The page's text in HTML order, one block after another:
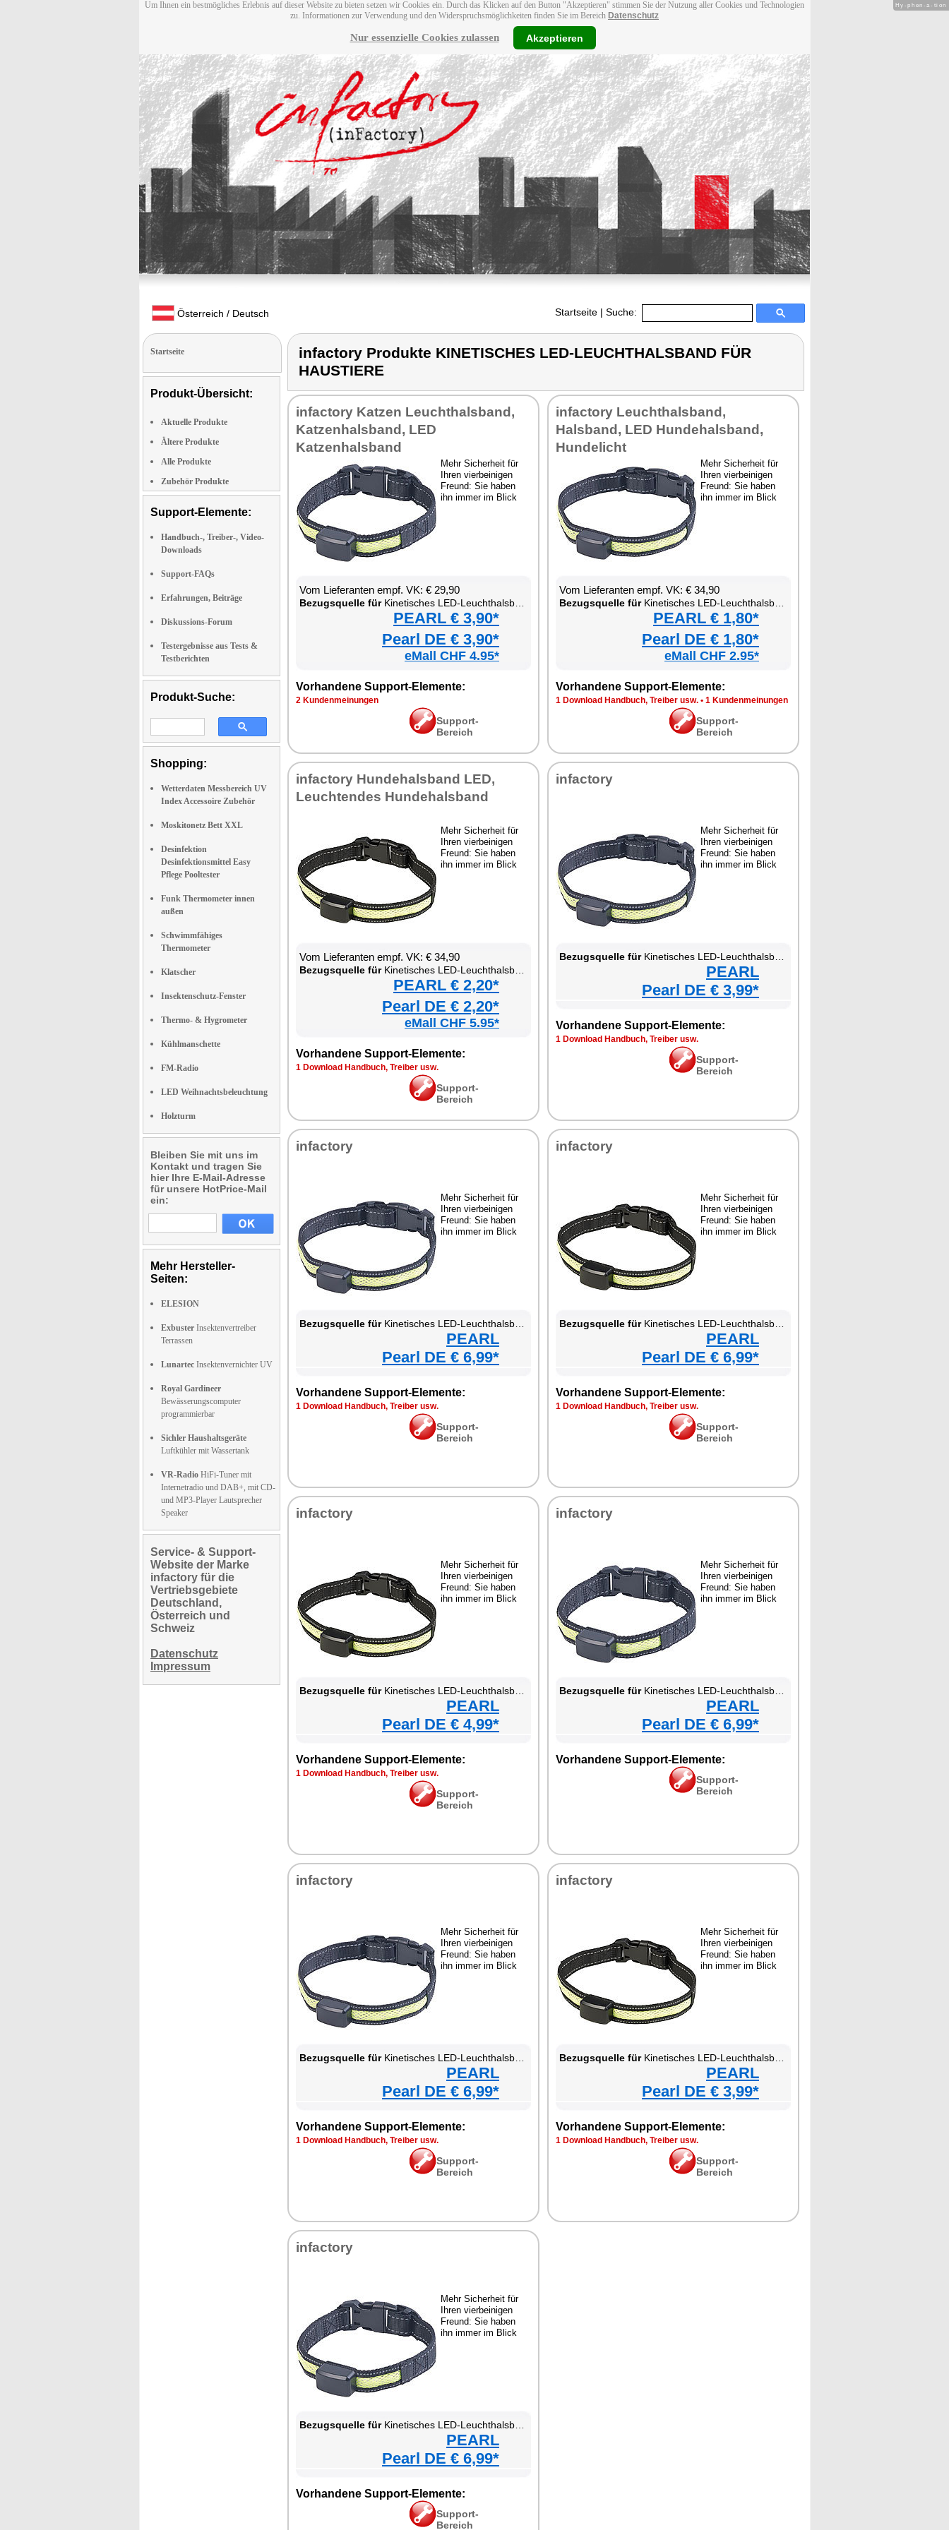
Um Ihnen ein bestmögliches Erlebnis auf dieser Website zu bieten setzen wir Cookies ein. Durch das Klicken auf den Button "Akzeptieren" stimmen Sie der Nutzung aller Cookies und Technologien
zu. Informationen zur Verwendung und den Widerspruchsmöglichkeiten finden Sie im Bereich Datenschutz
Nur essenzielle Cookies zulassen Akzeptieren
Österreich / Deutsch Startseite | Suche:
Startseite
Produkt-Übersicht:
Aktuelle Produkte
Ältere Produkte
Alle Produkte
Zubehör Produkte
Support-Elemente:
Handbuch-, Treiber-, Video-
Downloads
Support-FAQs
Erfahrungen, Beiträge
Diskussions-Forum
Testergebnisse aus Tests &
Testberichten
Produkt-Suche:
Shopping:
Wetterdaten Messbereich UV
Index Accessoire Zubehör
Moskitonetz Bett XXL
Desinfektion
Desinfektionsmittel Easy
Pflege Pooltester
Funk Thermometer innen
außen
Schwimmfähiges
Thermometer
Klatscher
Insektenschutz-Fenster
Thermo- & Hygrometer
Kühlmanschette
FM-Radio
LED Weihnachtsbeleuchtung
Holzturm
Bleiben Sie mit uns im
Kontakt und tragen Sie
hier Ihre E-Mail-Adresse
für unsere HotPrice-Mail
ein:
Mehr Hersteller-
Seiten:
ELESION
Exbuster Insektenvertreiber
Terrassen
Lunartec Insektenvernichter UV
Royal Gardineer
Bewässerungscomputer
programmierbar
Sichler Haushaltsgeräte
Luftkühler mit Wassertank
VR-Radio HiFi-Tuner mit
Internetradio und DAB+, mit CD-
und MP3-Player Lautsprecher
Speaker
Service- & Support-
Website der Marke
infactory für die
Vertriebsgebiete
Deutschland,
Österreich und
Schweiz
Datenschutz
Impressum
infactory Produkte KINETISCHES LED-LEUCHTHALSBAND FÜR
HAUSTIERE
infactory Katzen Leuchthalsband,
Katzenhalsband, LED
Katzenhalsband
Mehr Sicherheit für
Ihren vierbeinigen
Freund: Sie haben
ihn immer im Blick
Vom Lieferanten empf. VK: € 29,90
Bezugsquelle fürKinetisches LED-Leuchthalsband für Haustiere
PEARL € 3,90*
Pearl DE € 3,90*
eMall CHF 4.95*
Vorhandene Support-Elemente:
2 Kundenmeinungen
Support-
Bereich
infactory Leuchthalsband,
Halsband, LED Hundehalsband,
Hundelicht
Mehr Sicherheit für
Ihren vierbeinigen
Freund: Sie haben
ihn immer im Blick
Vom Lieferanten empf. VK: € 34,90
Bezugsquelle fürKinetisches LED-Leuchthalsband für Haustiere
PEARL € 1,80*
Pearl DE € 1,80*
eMall CHF 2.95*
Vorhandene Support-Elemente:
1 Download Handbuch, Treiber usw. • 1 Kundenmeinungen
Support-
Bereich
infactory Hundehalsband LED,
Leuchtendes Hundehalsband
Mehr Sicherheit für
Ihren vierbeinigen
Freund: Sie haben
ihn immer im Blick
Vom Lieferanten empf. VK: € 34,90
Bezugsquelle fürKinetisches LED-Leuchthalsband für Haustiere
PEARL € 2,20*
Pearl DE € 2,20*
eMall CHF 5.95*
Vorhandene Support-Elemente:
1 Download Handbuch, Treiber usw.
Support-
Bereich
infactory
Mehr Sicherheit für
Ihren vierbeinigen
Freund: Sie haben
ihn immer im Blick
Bezugsquelle fürKinetisches LED-Leuchthalsband für Haustiere
PEARL
Pearl DE € 3,99*
Vorhandene Support-Elemente:
1 Download Handbuch, Treiber usw.
Support-
Bereich
infactory
Mehr Sicherheit für
Ihren vierbeinigen
Freund: Sie haben
ihn immer im Blick
Bezugsquelle fürKinetisches LED-Leuchthalsband für Haustiere
PEARL
Pearl DE € 6,99*
Vorhandene Support-Elemente:
1 Download Handbuch, Treiber usw.
Support-
Bereich
infactory
Mehr Sicherheit für
Ihren vierbeinigen
Freund: Sie haben
ihn immer im Blick
Bezugsquelle fürKinetisches LED-Leuchthalsband für Haustiere
PEARL
Pearl DE € 6,99*
Vorhandene Support-Elemente:
1 Download Handbuch, Treiber usw.
Support-
Bereich
infactory
Mehr Sicherheit für
Ihren vierbeinigen
Freund: Sie haben
ihn immer im Blick
Bezugsquelle fürKinetisches LED-Leuchthalsband für Haustiere
PEARL
Pearl DE € 4,99*
Vorhandene Support-Elemente:
1 Download Handbuch, Treiber usw.
Support-
Bereich
infactory
Mehr Sicherheit für
Ihren vierbeinigen
Freund: Sie haben
ihn immer im Blick
Bezugsquelle fürKinetisches LED-Leuchthalsband für Haustiere
PEARL
Pearl DE € 6,99*
Vorhandene Support-Elemente:
Support-
Bereich
infactory
Mehr Sicherheit für
Ihren vierbeinigen
Freund: Sie haben
ihn immer im Blick
Bezugsquelle fürKinetisches LED-Leuchthalsband für Haustiere
PEARL
Pearl DE € 6,99*
Vorhandene Support-Elemente:
1 Download Handbuch, Treiber usw.
Support-
Bereich
infactory
Mehr Sicherheit für
Ihren vierbeinigen
Freund: Sie haben
ihn immer im Blick
Bezugsquelle fürKinetisches LED-Leuchthalsband für Haustiere
PEARL
Pearl DE € 3,99*
Vorhandene Support-Elemente:
1 Download Handbuch, Treiber usw.
Support-
Bereich
infactory
Mehr Sicherheit für
Ihren vierbeinigen
Freund: Sie haben
ihn immer im Blick
Bezugsquelle fürKinetisches LED-Leuchthalsband für Haustiere
PEARL
Pearl DE € 6,99*
Vorhandene Support-Elemente:
Support-
Bereich
Hy-phen-a-tion